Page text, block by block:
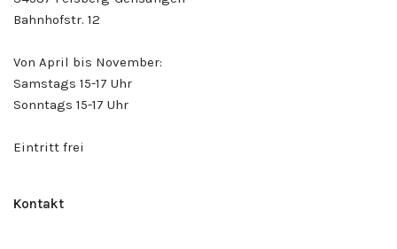
Bahnhofstr. 12
Von April bis November:
Samstags 15-17 Uhr
Sonntags 15-17 Uhr
Eintritt frei
Kontakt